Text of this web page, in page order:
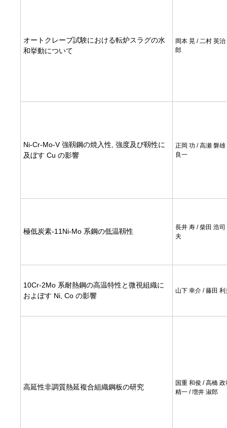
オートクレーブ試験における転炉スラグの水
和挙動について
岡本 晃 / 二村 英
郎
Ni-Cr-Mo-V 強靱鋼の焼入性, 強度及び靱性に
及ぼす Cu の影響
正岡 功 / 高瀬 磐雄
良一
極低炭素-11Ni-Mo 系鋼の低温靱性
長井 寿 / 柴田 浩司
夫
10Cr-2Mo 系耐熱鋼の高温特性と微視組織に
およぼす Ni, Co の影響
山下 幸介 / 藤田 利
高延性非調質熱延複合組織鋼板の研究
国重 和俊 / 高橋
精一 / 増井 淑郎